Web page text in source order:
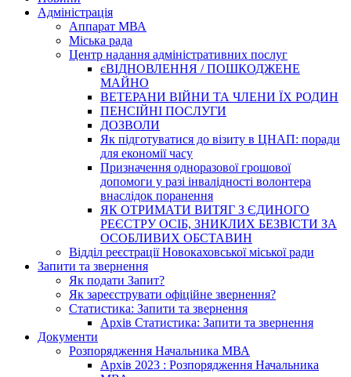
Адміністрація
Аппарат МВА
Міська рада
Центр надання адміністративних послуг
єВІДНОВЛЕННЯ / ПОШКОДЖЕНЕ
МАЙНО
ВЕТЕРАНИ ВІЙНИ ТА ЧЛЕНИ ЇХ РОДИН
ПЕНСІЙНІ ПОСЛУГИ
ДОЗВОЛИ
Як підготуватися до візиту в ЦНАП: поради
для економії часу
Призначення одноразової грошової
допомоги у разі інвалідності волонтера
внаслідок поранення
ЯК ОТРИМАТИ ВИТЯГ З ЄДИНОГО
РЕЄСТРУ ОСІБ, ЗНИКЛИХ БЕЗВІСТИ ЗА
ОСОБЛИВИХ ОБСТАВИН
Відділ реєстрації Новокаховської міської ради
Запити та звернення
Як подати Запит?
Як зареєструвати офіційне звернення?
Статистика: Запити та звернення
Архів Статистика: Запити та звернення
Документи
Розпорядження Начальника МВА
Архів 2023 : Розпорядження Начальника